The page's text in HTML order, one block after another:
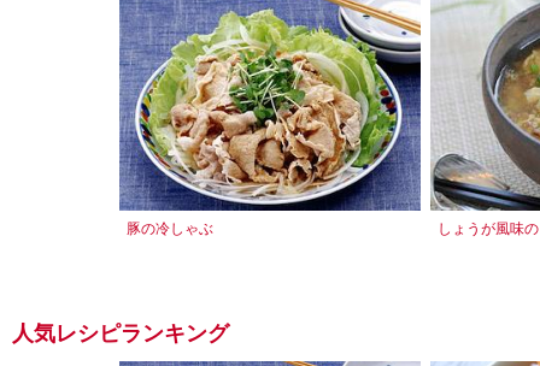
豚の冷しゃぶ しょうが風味
人気レシピランキング